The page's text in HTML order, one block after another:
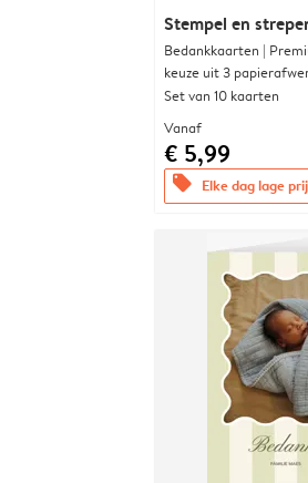
Stempel en
Bedankkaarten |
keuze uit 3
Set van 10 kaarten
Vanaf
€ 5,99
offers Elke dag lage